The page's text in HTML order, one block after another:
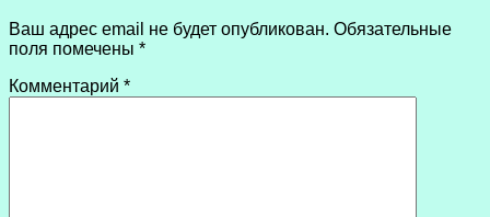
Ваш адрес email не будет опубликован. Обязательные
поля помечены *
Комментарий *